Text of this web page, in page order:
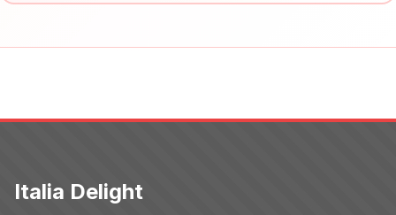
Italia Delight